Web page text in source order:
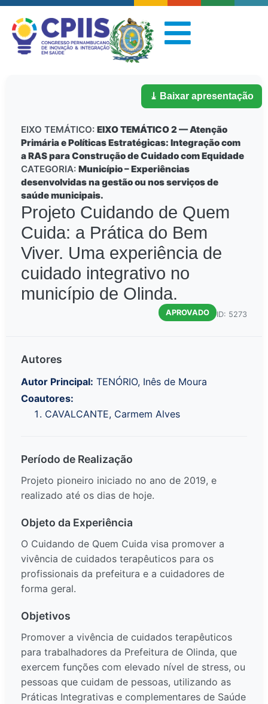
⤓ Baixar apresentação
EIXO TEMÁTICO: EIXO TEMÁTICO 2 — Atenção
Primária e Políticas Estratégicas: Integração com
a RAS para Construção de Cuidado com Equidade
CATEGORIA: Município – Experiências
desenvolvidas na gestão ou nos serviços de
saúde municipais.
Projeto Cuidando de Quem
Cuida: a Prática do Bem
Viver. Uma experiência de
cuidado integrativo no
município de Olinda.
APROVADO ID: 5273
Autores
Autor Principal: TENÓRIO, Inês de Moura
Coautores:
CAVALCANTE, Carmem Alves
Período de Realização
Projeto pioneiro iniciado no ano de 2019, e
realizado até os dias de hoje.
Objeto da Experiência
O Cuidando de Quem Cuida visa promover a
vivência de cuidados terapêuticos para os
profissionais da prefeitura e a cuidadores de
forma geral.
Objetivos
Promover a vivência de cuidados terapêuticos
para trabalhadores da Prefeitura de Olinda, que
exercem funções com elevado nível de stress, ou
pessoas que cuidam de pessoas, utilizando as
Práticas Integrativas e complementares de Saúde